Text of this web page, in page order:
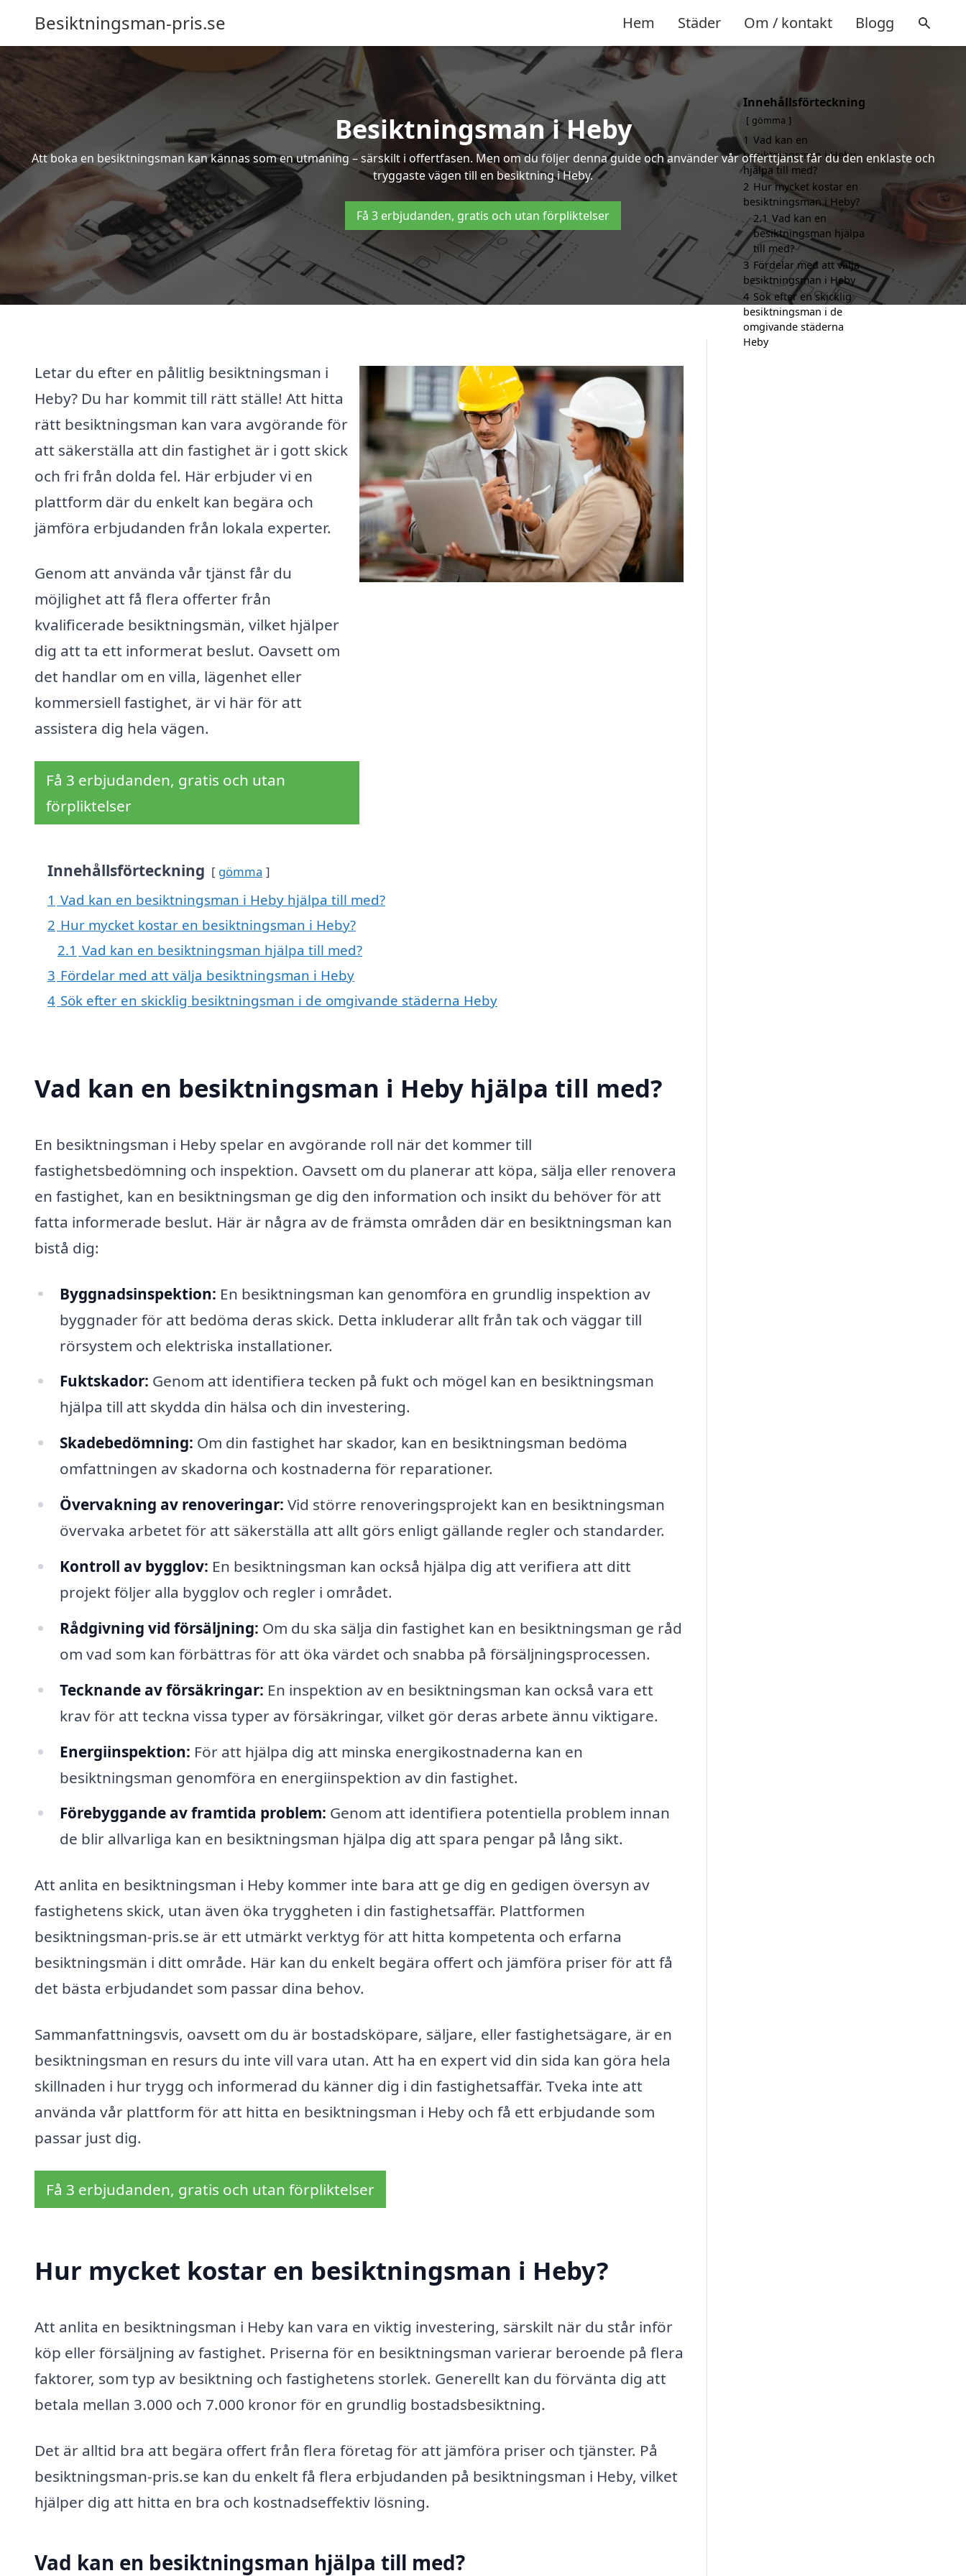
Besiktningsman-pris.se Hem Städer Om / kontakt Blogg
Besiktningsman i Heby
Att boka en besiktningsman kan kännas som en utmaning – särskilt i offertfasen. Men om du följer denna guide och använder vår offerttjänst får du den enklaste och
tryggaste vägen till en besiktning i Heby.
Få 3 erbjudanden, gratis och utan förpliktelser
Letar du efter en pålitlig besiktningsman i
Heby? Du har kommit till rätt ställe! Att hitta
rätt besiktningsman kan vara avgörande för
att säkerställa att din fastighet är i gott skick
och fri från dolda fel. Här erbjuder vi en
plattform där du enkelt kan begära och
jämföra erbjudanden från lokala experter.
Genom att använda vår tjänst får du
möjlighet att få flera offerter från
kvalificerade besiktningsmän, vilket hjälper
dig att ta ett informerat beslut. Oavsett om
det handlar om en villa, lägenhet eller
kommersiell fastighet, är vi här för att
assistera dig hela vägen.
Få 3 erbjudanden, gratis och utan
förpliktelser
Innehållsförteckning gömma
1 Vad kan en besiktningsman i Heby hjälpa till med?
2 Hur mycket kostar en besiktningsman i Heby?
2.1 Vad kan en besiktningsman hjälpa till med?
3 Fördelar med att välja besiktningsman i Heby
4 Sök efter en skicklig besiktningsman i de omgivande städerna Heby
Vad kan en besiktningsman i Heby hjälpa till med?
En besiktningsman i Heby spelar en avgörande roll när det kommer till
fastighetsbedömning och inspektion. Oavsett om du planerar att köpa, sälja eller renovera
en fastighet, kan en besiktningsman ge dig den information och insikt du behöver för att
fatta informerade beslut. Här är några av de främsta områden där en besiktningsman kan
bistå dig:
Byggnadsinspektion: En besiktningsman kan genomföra en grundlig inspektion av
byggnader för att bedöma deras skick. Detta inkluderar allt från tak och väggar till
rörsystem och elektriska installationer.
Fuktskador: Genom att identifiera tecken på fukt och mögel kan en besiktningsman
hjälpa till att skydda din hälsa och din investering.
Skadebedömning: Om din fastighet har skador, kan en besiktningsman bedöma
omfattningen av skadorna och kostnaderna för reparationer.
Övervakning av renoveringar: Vid större renoveringsprojekt kan en besiktningsman
övervaka arbetet för att säkerställa att allt görs enligt gällande regler och standarder.
Kontroll av bygglov: En besiktningsman kan också hjälpa dig att verifiera att ditt
projekt följer alla bygglov och regler i området.
Rådgivning vid försäljning: Om du ska sälja din fastighet kan en besiktningsman ge råd
om vad som kan förbättras för att öka värdet och snabba på försäljningsprocessen.
Tecknande av försäkringar: En inspektion av en besiktningsman kan också vara ett
krav för att teckna vissa typer av försäkringar, vilket gör deras arbete ännu viktigare.
Energiinspektion: För att hjälpa dig att minska energikostnaderna kan en
besiktningsman genomföra en energiinspektion av din fastighet.
Förebyggande av framtida problem: Genom att identifiera potentiella problem innan
de blir allvarliga kan en besiktningsman hjälpa dig att spara pengar på lång sikt.
Att anlita en besiktningsman i Heby kommer inte bara att ge dig en gedigen översyn av
fastighetens skick, utan även öka tryggheten i din fastighetsaffär. Plattformen
besiktningsman-pris.se är ett utmärkt verktyg för att hitta kompetenta och erfarna
besiktningsmän i ditt område. Här kan du enkelt begära offert och jämföra priser för att få
det bästa erbjudandet som passar dina behov.
Sammanfattningsvis, oavsett om du är bostadsköpare, säljare, eller fastighetsägare, är en
besiktningsman en resurs du inte vill vara utan. Att ha en expert vid din sida kan göra hela
skillnaden i hur trygg och informerad du känner dig i din fastighetsaffär. Tveka inte att
använda vår plattform för att hitta en besiktningsman i Heby och få ett erbjudande som
passar just dig.
Få 3 erbjudanden, gratis och utan förpliktelser
Hur mycket kostar en besiktningsman i Heby?
Att anlita en besiktningsman i Heby kan vara en viktig investering, särskilt när du står inför
köp eller försäljning av fastighet. Priserna för en besiktningsman varierar beroende på flera
faktorer, som typ av besiktning och fastighetens storlek. Generellt kan du förvänta dig att
betala mellan 3.000 och 7.000 kronor för en grundlig bostadsbesiktning.
Det är alltid bra att begära offert från flera företag för att jämföra priser och tjänster. På
besiktningsman-pris.se kan du enkelt få flera erbjudanden på besiktningsman i Heby, vilket
hjälper dig att hitta en bra och kostnadseffektiv lösning.
Vad kan en besiktningsman hjälpa till med?
Innehållsförteckning
gömma
1 Vad kan en
besiktningsman i Heby
hjälpa till med?
2 Hur mycket kostar en
besiktningsman i Heby?
2.1 Vad kan en
besiktningsman hjälpa
till med?
3 Fördelar med att välja
besiktningsman i Heby
4 Sök efter en skicklig
besiktningsman i de
omgivande städerna
Heby